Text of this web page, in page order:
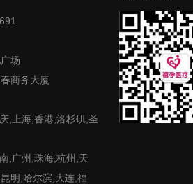
场
商务大厦
,上海,香港,洛杉矶,圣
,广州,珠海,杭州,天
明,哈尔滨,大连,福